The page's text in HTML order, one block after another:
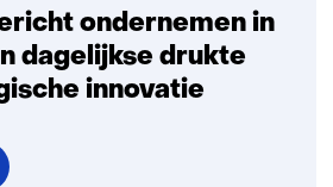
ondernemen in
dagelijkse drukte
innovatie